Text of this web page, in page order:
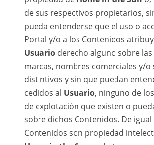
de sus respectivos propietarios,
pueda entenderse que el uso o
Portal y/o a los Contenidos
Usuario derecho alguno sobre las
marcas, nombres comerciales y/o
distintivos y sin que puedan
cedidos al Usuario, ninguno de
de explotación que existen o
sobre dichos Contenidos. De
Contenidos son propiedad